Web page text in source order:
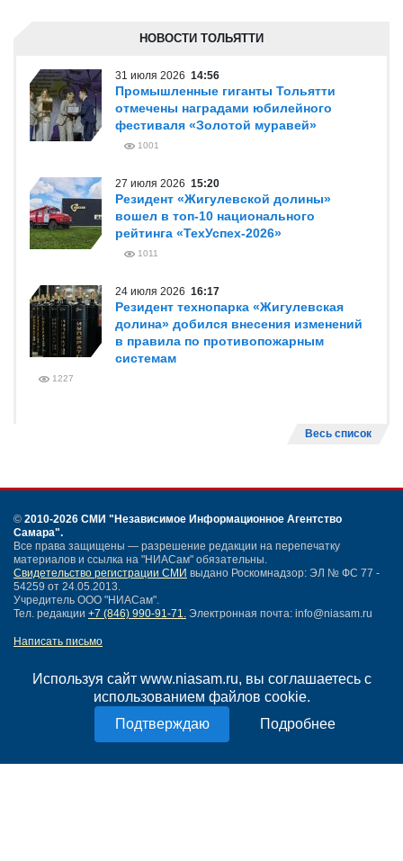
Используя сайт www.niasam.ru, вы соглашаетесь с
использованием файлов cookie.
Подробнее
НОВОСТИ ТОЛЬЯТТИ
31 июля 2026 14:56
Промышленные гиганты Тольятти
отмечены наградами юбилейного
фестиваля «Золотой муравей»
1001
27 июля 2026 15:20
Резидент «Жигулевской долины»
вошел в топ-10 национального
рейтинга «ТехУспех-2026»
1011
24 июля 2026 16:17
Резидент технопарка «Жигулевская
долина» добился внесения изменений
в правила по противопожарным
системам
1227
Весь список
© 2010-2026 СМИ "Независимое Информационное Агентство
Самара".
Все права защищены — разрешение редакции на перепечатку
материалов и ссылка на "НИАСам" обязательны.
Свидетельство регистрации СМИ выдано Роскомнадзор: ЭЛ № ФС 77 -
54259 от 24.05.2013.
Учредитель ООО "НИАСам".
Тел. редакции +7 (846) 990-91-71. Электронная почта: info@niasam.ru
Написать письмо
Нашли ошибку?
Политика конфиденциальности